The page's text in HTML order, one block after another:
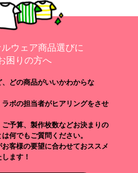
ウェア商品選びに
困りの方へ
、どの商品がいいかわからな
ボの担当者がヒアリングをさせ
予算、製作枚数などお決まりの
何でもご質問ください。
客様の要望に合わせておススメ
ます！